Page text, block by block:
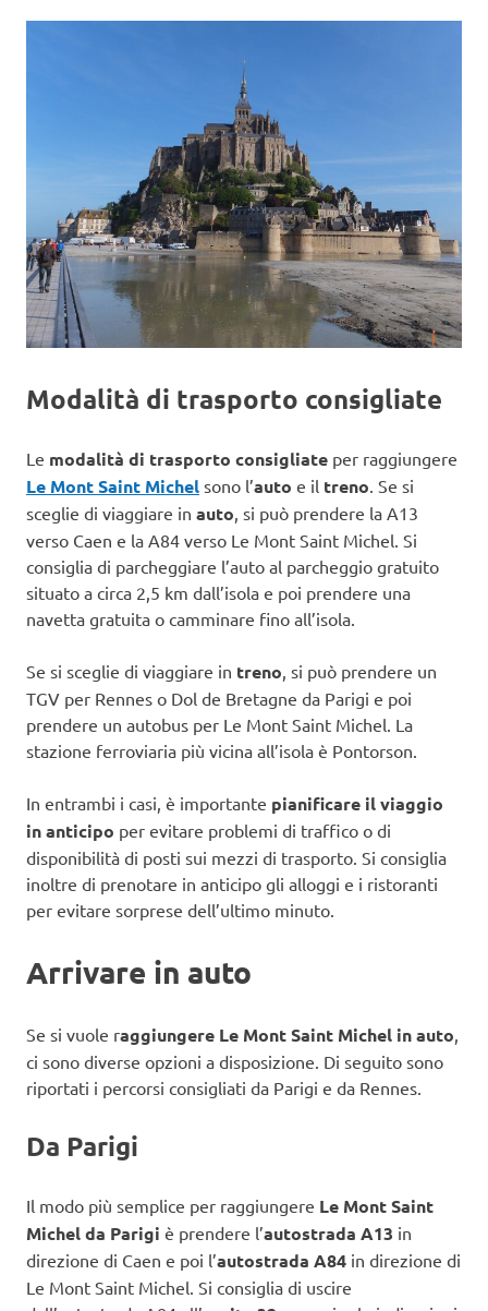
Modalità di trasporto consigliate
Le modalità di trasporto consigliate per raggiungere
Le Mont Saint Michel sono l’auto e il treno. Se si
sceglie di viaggiare in auto, si può prendere la A13
verso Caen e la A84 verso Le Mont Saint Michel. Si
consiglia di parcheggiare l’auto al parcheggio gratuito
situato a circa 2,5 km dall’isola e poi prendere una
navetta gratuita o camminare fino all’isola.
Se si sceglie di viaggiare in treno, si può prendere un
TGV per Rennes o Dol de Bretagne da Parigi e poi
prendere un autobus per Le Mont Saint Michel. La
stazione ferroviaria più vicina all’isola è Pontorson.
In entrambi i casi, è importante pianificare il viaggio
in anticipo per evitare problemi di traffico o di
disponibilità di posti sui mezzi di trasporto. Si consiglia
inoltre di prenotare in anticipo gli alloggi e i ristoranti
per evitare sorprese dell’ultimo minuto.
Arrivare in auto
Se si vuole raggiungere Le Mont Saint Michel in auto,
ci sono diverse opzioni a disposizione. Di seguito sono
riportati i percorsi consigliati da Parigi e da Rennes.
Da Parigi
Il modo più semplice per raggiungere Le Mont Saint
Michel da Parigi è prendere l’autostrada A13 in
direzione di Caen e poi l’autostrada A84 in direzione di
Le Mont Saint Michel. Si consiglia di uscire